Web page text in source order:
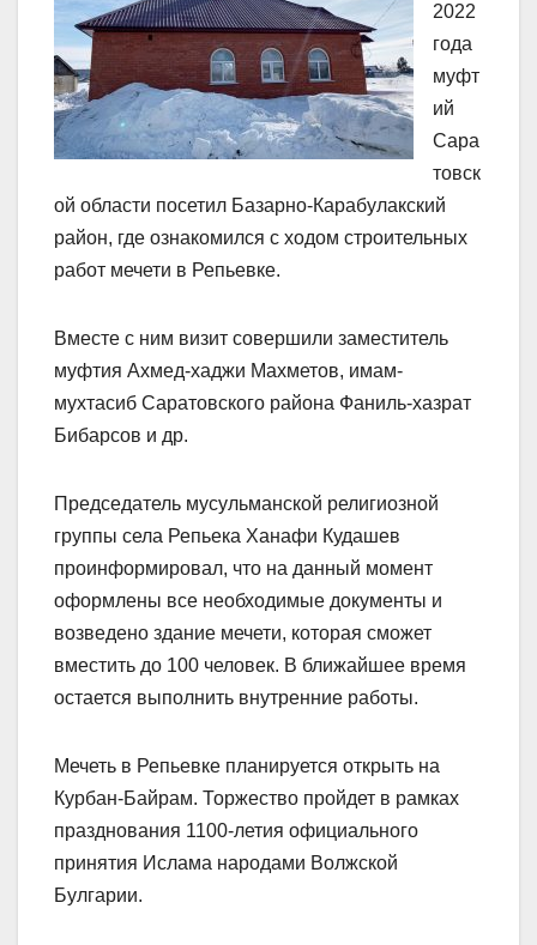
2022
года
муфт
ий
Сара
товск
ой области посетил Базарно-Карабулакский
район, где ознакомился с ходом строительных
работ мечети в Репьевке.
Вместе с ним визит совершили заместитель
муфтия Ахмед-хаджи Махметов, имам-
мухтасиб Саратовского района Фаниль-хазрат
Бибарсов и др.
Председатель мусульманской религиозной
группы села Репьека Ханафи Кудашев
проинформировал, что на данный момент
оформлены все необходимые документы и
возведено здание мечети, которая сможет
вместить до 100 человек. В ближайшее время
остается выполнить внутренние работы.
Мечеть в Репьевке планируется открыть на
Курбан-Байрам. Торжество пройдет в рамках
празднования 1100-летия официального
принятия Ислама народами Волжской
Булгарии.